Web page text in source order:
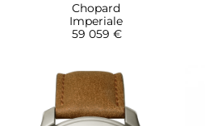
Chopard
Imperiale
59 059 €